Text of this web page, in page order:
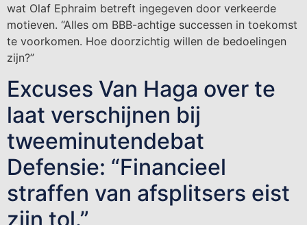
wat Olaf Ephraim betreft ingegeven door verkeerde
motieven. “Alles om BBB-achtige successen in toekomst
te voorkomen. Hoe doorzichtig willen de bedoelingen
zijn?”
Excuses Van Haga over te
laat verschijnen bij
tweeminutendebat
Defensie: “Financieel
straffen van afsplitsers eist
zijn tol.”